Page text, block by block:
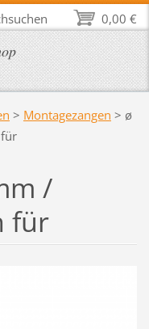
> Montagezangen > ø
/
für
0,00 €